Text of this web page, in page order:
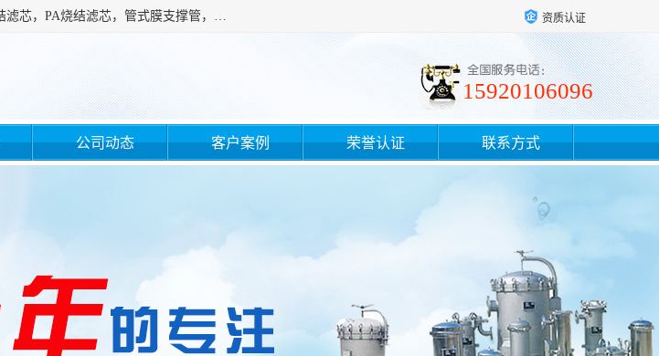
广州滤源过滤器材有限公司主营经营产品有：PTFE烧结滤芯、PE滤芯，烧结滤芯，PE烧结滤芯，PA烧结滤芯，管式膜支撑管，真空上料机滤芯，粉末烧结滤芯，止溢滤芯，吸头滤芯，湿化瓶滤芯、不锈钢烧结滤芯等。公司现拥有一批精干的管理人员和一支高素质的技术队伍，舒适优雅的办公环境和拥有全新现代化标准厂房。 资质认证
15920106096
公司动态 客户案例 荣誉认证 联系方式